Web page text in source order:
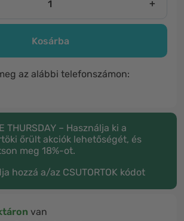
+
Kosárba
az alábbi telefonszámon:
THURSDAY – Használja ki a
őrült akciók lehetőségét, és
meg 18%-ot.
hozzá a/az CSUTORTOK kódot
van